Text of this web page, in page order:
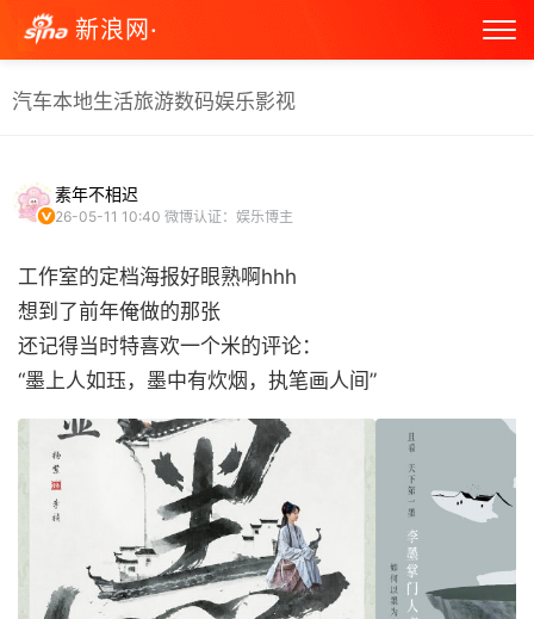
新浪网·
汽车本地生活旅游数码娱乐影视
素年不相迟
26-05-11 10:40 微博认证：娱乐博主
工作室的定档海报好眼熟啊hhh
想到了前年俺做的那张
还记得当时特喜欢一个米的评论：
“墨上人如珏，墨中有炊烟，执笔画人间” ​